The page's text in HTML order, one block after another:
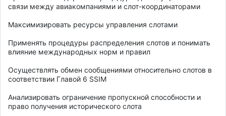
связи между авиакомпаниями и слот-координаторами
Максимизировать ресурсы управления слотами
Применять процедуры распределения слотов и понимать
влияние международных норм и правил
Осуществлять обмен сообщениями относительно слотов в
соответствии Главой 6 SSIM
Анализировать ограничение пропускной способности и
право получения исторического слота